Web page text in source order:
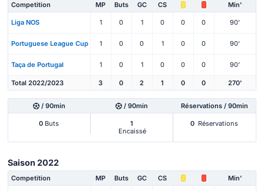
Competition MP Buts GC CS Min'
Liga NOS 1 0 1 0 0 0 90'
Portuguese League Cup 1 0 0 1 0 0 90'
Taça de Portugal 1 0 1 0 0 0 90'
Total 2022/2023 3 0 2 1 0 0 270'
/ 90min / 90min Réservations / 90min
0 Buts
1
Encaissé
0 Réservations
Saison 2022
Competition MP Buts GC CS Min'